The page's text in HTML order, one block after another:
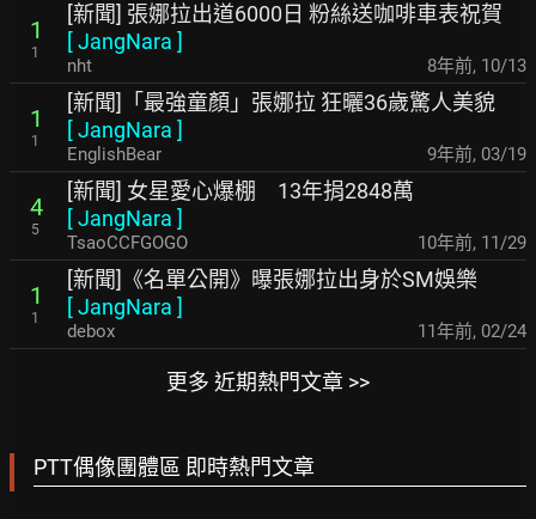
1
1
[新聞] 張娜拉出道6000日 粉絲送咖啡車表祝賀
[JangNara ]
nht 8年前, 10/13
1
1
[新聞]「最強童顏」張娜拉 狂曬36歲驚人美貌
[JangNara ]
EnglishBear 9年前, 03/19
4
5
[新聞] 女星愛心爆棚 13年捐2848萬
[JangNara ]
TsaoCCFGOGO 10年前, 11/29
1
1
[新聞]《名單公開》曝張娜拉出身於SM娛樂
[JangNara ]
debox 11年前, 02/24
更多 近期熱門文章 >>
PTT偶像團體區 即時熱門文章